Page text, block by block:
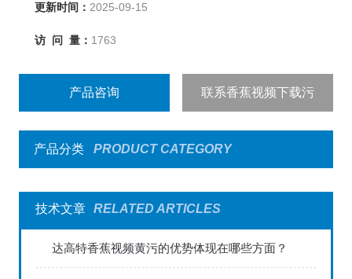
更新时间： 2025-09-15
访 问 量： 1763
产品咨询 联系香蕉视频下载污
产品分类 PRODUCT CATEGORY
技术文章 RELATED ARTICLES
达高特香蕉视频黄污的优势体现在哪些方面？